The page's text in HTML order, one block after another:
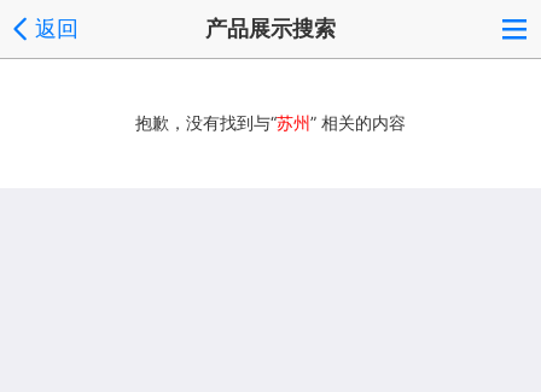
返回 产品展示搜索
抱歉，没有找到与“苏州” 相关的内容